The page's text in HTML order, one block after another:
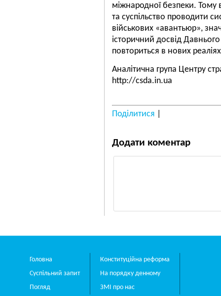
міжнародної безпеки. Тому
та суспільство проводити
військових «авантьюр»,
історичний досвід
повториться в нових
Аналітична група Центру
http://csda.in.ua
Поділитися
Додати коментар
Головна
Конституційна реформа
Суспільний запит
На порядку денному
Погляд
ЗМІ про нас